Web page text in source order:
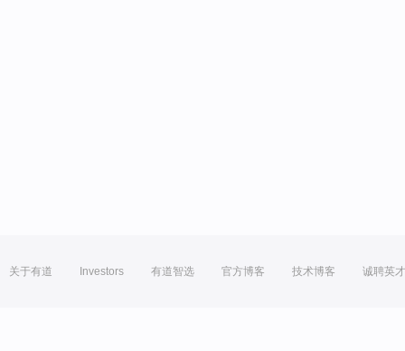
关于有道 Investors 有道智选 官方博客 技术博客 诚聘英才